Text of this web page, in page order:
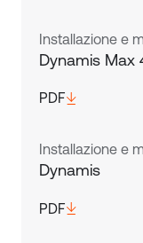
Installazione e
Dynamis Max
PDF
Installazione e
Dynamis
PDF